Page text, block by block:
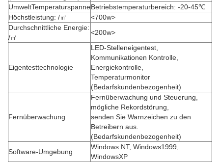
UmweltTemperaturspanneBetriebstemperaturbereich: -20-45℃
Höchstleistung: /㎡
<700w>
Durchschnittliche Energie:
/㎡
<200w>
Eigentesttechnologie
LED-Stelleneigentest,
Kommunikationen Kontrolle,
Energiekontrolle,
Temperaturmonitor
(Bedarfskundenbezogenheit)
Fernüberwachung
Fernüberwachung und Steuerung,
mögliche Rekordstörung,
senden Sie Warnzeichen zu den
Betreibern aus.
(Bedarfskundenbezogenheit)
Software-Umgebung
Windows NT, Windows1999,
WindowsXP